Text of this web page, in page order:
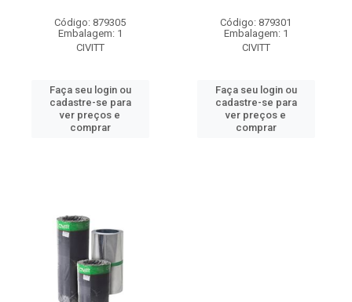
Código: 879305
Embalagem: 1
CIVITT
Faça seu login ou
cadastre-se para
ver preços e
comprar
Código: 879301
Embalagem: 1
CIVITT
Faça seu login ou
cadastre-se para
ver preços e
comprar